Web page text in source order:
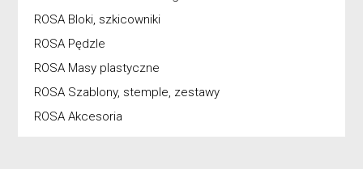
ROSA Bloki, szkicowniki
ROSA Pędzle
ROSA Masy plastyczne
ROSA Szablony, stemple, zestawy
ROSA Akcesoria